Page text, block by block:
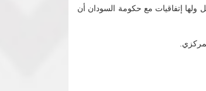
ولها إتفاقيات مع حكومة السودان أن